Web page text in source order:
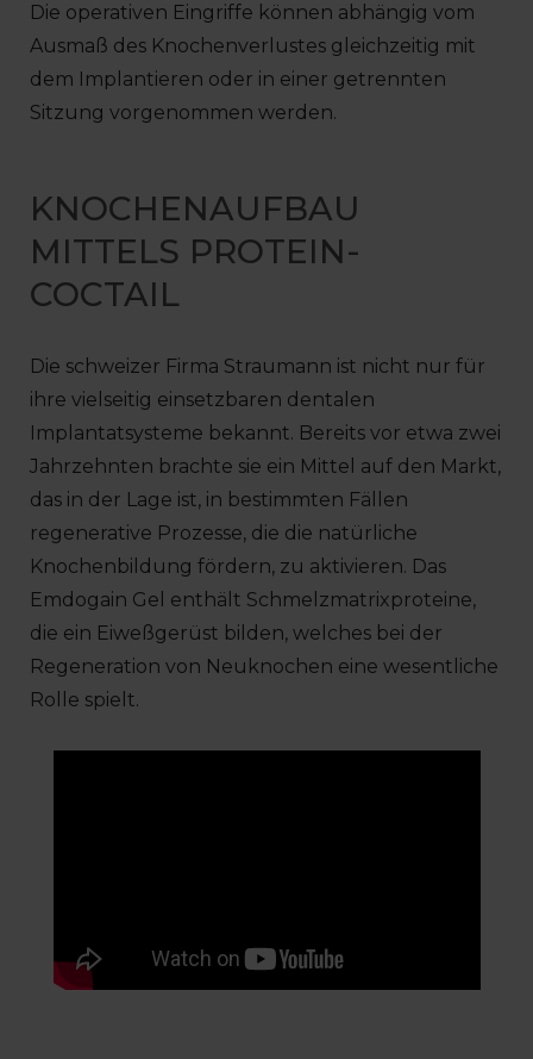
Die operativen Eingriffe können abhängig vom
Ausmaß des Knochenverlustes gleichzeitig mit
dem Implantieren oder in einer getrennten
Sitzung vorgenommen werden.
KNOCHENAUFBAU
MITTELS PROTEIN-
COCTAIL
Die schweizer Firma Straumann ist nicht nur für
ihre vielseitig einsetzbaren dentalen
Implantatsysteme bekannt. Bereits vor etwa zwei
Jahrzehnten brachte sie ein Mittel auf den Markt,
das in der Lage ist, in bestimmten Fällen
regenerative Prozesse, die die natürliche
Knochenbildung fördern, zu aktivieren. Das
Emdogain Gel enthält Schmelzmatrixproteine,
die ein Eiweßgerüst bilden, welches bei der
Regeneration von Neuknochen eine wesentliche
Rolle spielt.